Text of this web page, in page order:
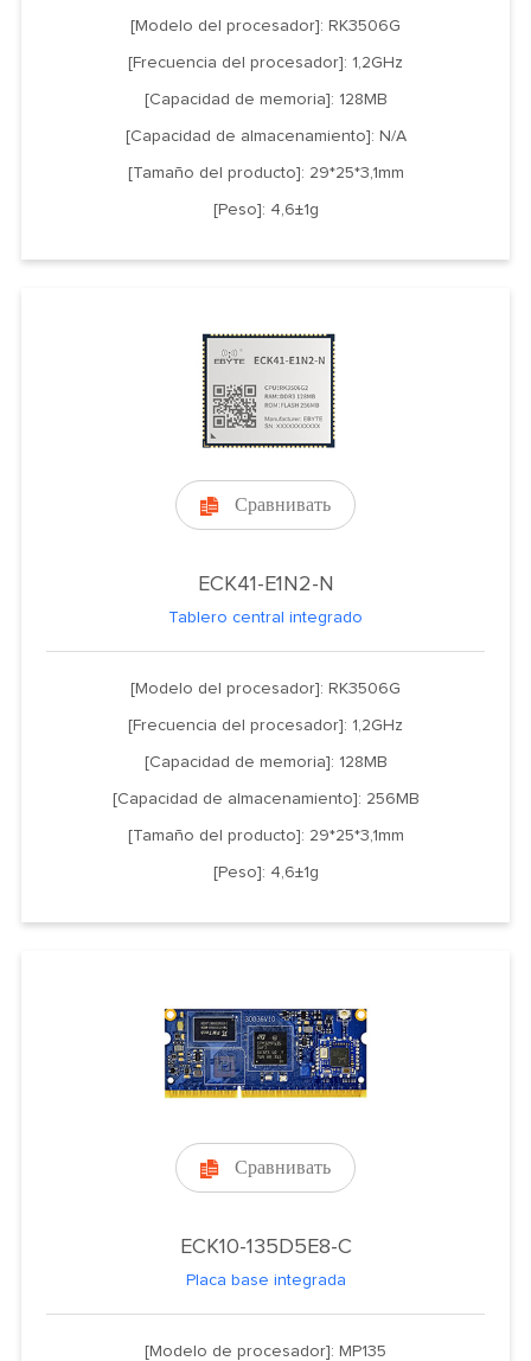
[Modelo del procesador]: RK3506G
[Frecuencia del procesador]: 1,2GHz
[Capacidad de memoria]: 128MB
[Capacidad de almacenamiento]: N/A
[Tamaño del producto]: 29*25*3,1mm
[Peso]: 4,6±1g
 Сравнивать
ECK41-E1N2-N
Tablero central integrado
[Modelo del procesador]: RK3506G
[Frecuencia del procesador]: 1,2GHz
[Capacidad de memoria]: 128MB
[Capacidad de almacenamiento]: 256MB
[Tamaño del producto]: 29*25*3,1mm
[Peso]: 4,6±1g
 Сравнивать
ECK10-135D5E8-C
Placa base integrada
[Modelo de procesador]: MP135